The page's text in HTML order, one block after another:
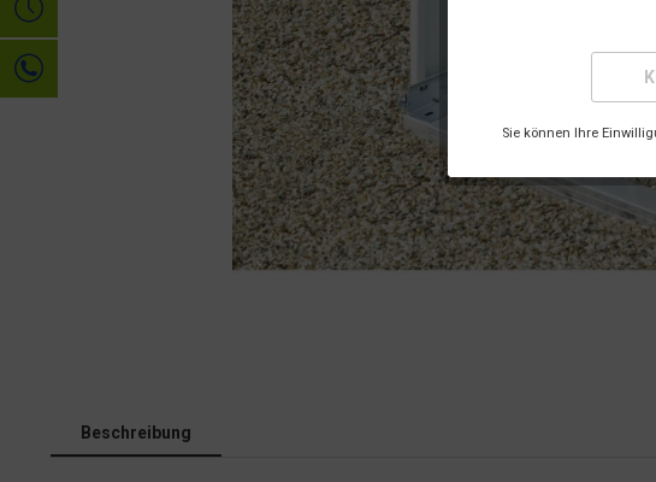
Sie können Ihre
Beschreibung